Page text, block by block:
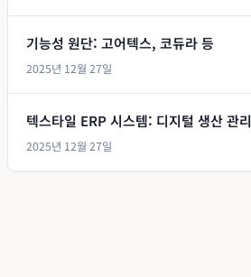
기능성 원단: 고어텍스, 코듀라 등
2025년 12월 27일
텍스타일 ERP 시스템: 디지털 생산 관리
2025년 12월 27일